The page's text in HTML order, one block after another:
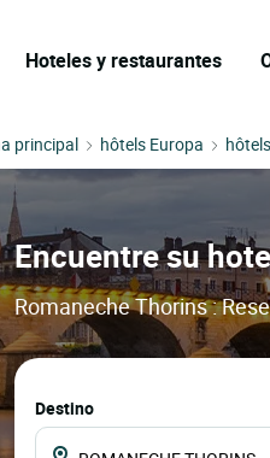
Hoteles y restaurantes
principal hôtels Europa
Encuentre su
Romaneche Thorins :
Destino